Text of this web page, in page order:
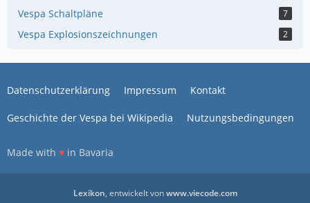
Vespa Schaltpläne 7
Vespa Explosionszeichnungen 2
Datenschutzerklärung Impressum Kontakt
Geschichte der Vespa bei Wikipedia Nutzungsbedingungen
Made with ♥ in Bavaria
Lexikon, entwickelt vonwww.viecode.com